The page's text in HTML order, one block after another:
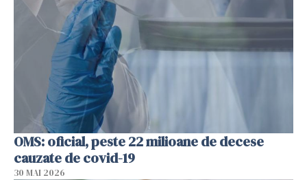
OMS: oficial, peste 22 milioane de decese
cauzate de covid-19
30 MAI 2026